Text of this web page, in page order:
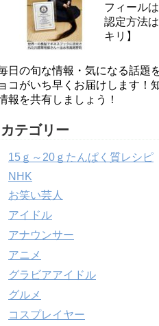
フィール
認定方法
キリ】
日の旬な情報・気になる話題
コがいち早くお届けします！
報を共有しましょう！
カテゴリー
15ｇ～20ｇたんぱく質レシピ
NHK
お笑い芸人
アイドル
アナウンサー
アニメ
グラビアアイドル
グルメ
コスプレイヤー